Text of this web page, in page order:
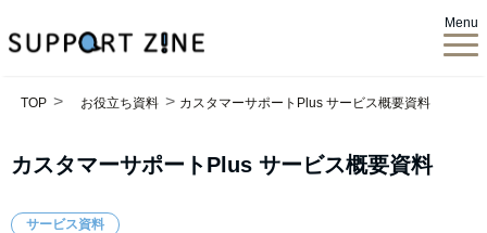
Menu
TOP お役立ち資料 カスタマーサポートPlus サービス概要資料
カスタマーサポートPlus サービス概要資料
サービス資料